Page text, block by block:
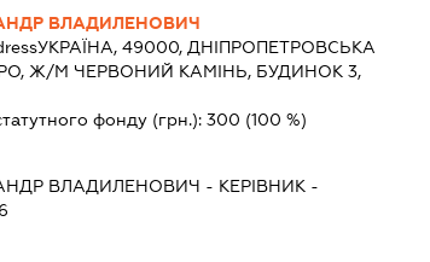
ВЛАДИЛЕНОВИЧ
УКРАЇНА, 49000, ДНІПРОПЕТРОВСЬКА
Ж/М ЧЕРВОНИЙ КАМІНЬ, БУДИНОК 3,
фонду (грн.): 300 (100 %)
ВЛАДИЛЕНОВИЧ - КЕРІВНИК -